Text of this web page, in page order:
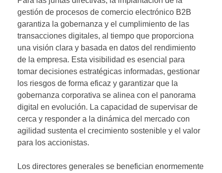
gestión de procesos de comercio electrónico B2B
garantiza la gobernanza y el cumplimiento de las
transacciones digitales, al tiempo que proporciona
una visión clara y basada en datos del rendimiento
de la empresa. Esta visibilidad es esencial para
tomar decisiones estratégicas informadas, gestionar
los riesgos de forma eficaz y garantizar que la
gobernanza corporativa se alinea con el panorama
digital en evolución. La capacidad de supervisar de
cerca y responder a la dinámica del mercado con
agilidad sustenta el crecimiento sostenible y el valor
para los accionistas.
Los directores generales se benefician enormemente